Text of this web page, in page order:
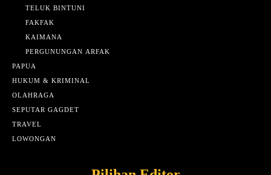
TELUK BINTUNI
FAKFAK
KAIMANA
PERGUNUNGAN ARFAK
PAPUA
HUKUM & KRIMINAL
OLAHRAGA
SEPUTAR GAGDET
TRAVEL
LOWONGAN